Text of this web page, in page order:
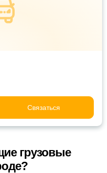
Связаться
грузовые